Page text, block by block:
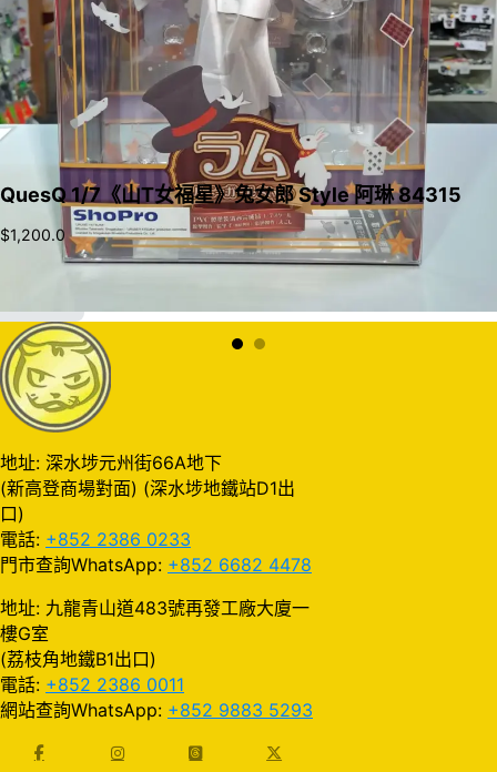
QuesQ 1/7《山T女福星》兔女郎 Style 阿琳 84315
$1,200.0
地址: 深水埗元州街66A地下
(新高登商場對面) (深水埗地鐵站D1出
口)
電話: +852 2386 0233
門市查詢WhatsApp: +852 6682 4478
地址: 九龍青山道483號再發工廠大廈一
樓G室
(荔枝角地鐵B1出口)
電話: +852 2386 0011
網站查詢WhatsApp: +852 9883 5293